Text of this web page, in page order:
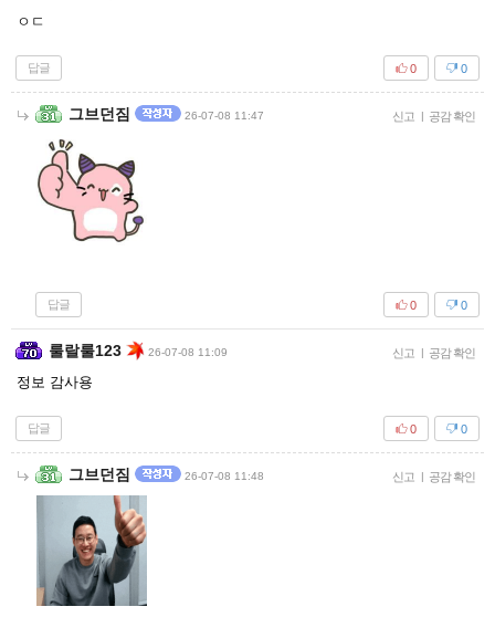
ㅇㄷ
답글 0
0
그브던짐 26-07-08 11:47 신고 | 공감 확인
답글 0
0
룰랄룰123 26-07-08 11:09 신고 | 공감 확인
정보 감사용
답글 0
0
그브던짐 26-07-08 11:48 신고 | 공감 확인